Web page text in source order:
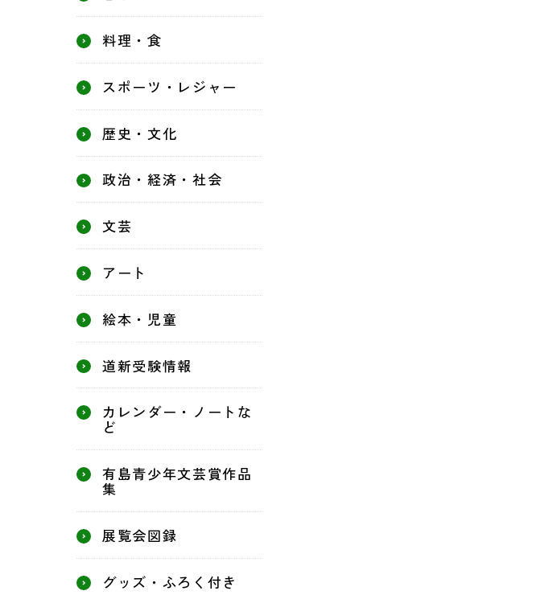
料理・食
スポーツ・レジャー
歴史・文化
政治・経済・社会
文芸
アート
絵本・児童
道新受験情報
カレンダー・ノートな
ど
有島青少年文芸賞作品
集
展覧会図録
グッズ・ふろく付き